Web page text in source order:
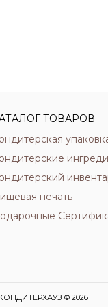
ТОВАРОВ
печать
© 2026